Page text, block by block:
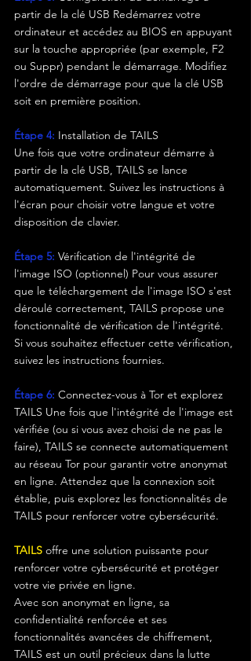
partir de la clé USB Redémarrez votre
ordinateur et accédez au BIOS en appuyant
sur la touche appropriée (par exemple, F2
ou Suppr) pendant le démarrage. Modifiez
l'ordre de démarrage pour que la clé USB
soit en première position.
Étape 4: Installation de TAILS
Une fois que votre ordinateur démarre à
partir de la clé USB, TAILS se lance
automatiquement. Suivez les instructions à
l'écran pour choisir votre langue et votre
disposition de clavier.
Étape 5: Vérification de l'intégrité de
l'image ISO (optionnel) Pour vous assurer
que le téléchargement de l'image ISO s'est
déroulé correctement, TAILS propose une
fonctionnalité de vérification de l'intégrité.
Si vous souhaitez effectuer cette vérification,
suivez les instructions fournies.
Étape 6: Connectez-vous à Tor et explorez
TAILS Une fois que l'intégrité de l'image est
vérifiée (ou si vous avez choisi de ne pas le
faire), TAILS se connecte automatiquement
au réseau Tor pour garantir votre anonymat
en ligne. Attendez que la connexion soit
établie, puis explorez les fonctionnalités de
TAILS pour renforcer votre cybersécurité.
TAILS offre une solution puissante pour
renforcer votre cybersécurité et protéger
votre vie privée en ligne.
Avec son anonymat en ligne, sa
confidentialité renforcée et ses
fonctionnalités avancées de chiffrement,
TAILS est un outil précieux dans la lutte